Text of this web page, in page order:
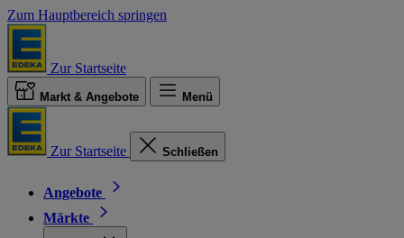
Zum Hauptbereich springen
Zur Startseite
Markt & Angebote Menü
Zur Startseite Schließen
Angebote
Märkte